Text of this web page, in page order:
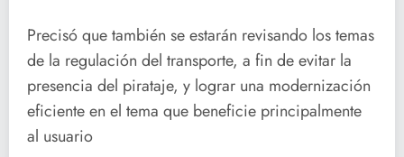
Precisó que también se estarán revisando los temas
de la regulación del transporte, a fin de evitar la
presencia del pirataje, y lograr una modernización
eficiente en el tema que beneficie principalmente
al usuario